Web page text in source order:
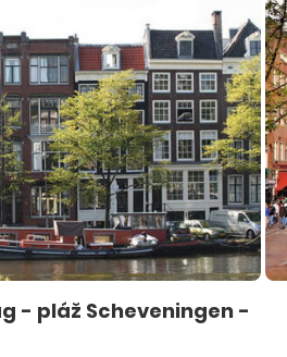
- pláž Scheveningen -